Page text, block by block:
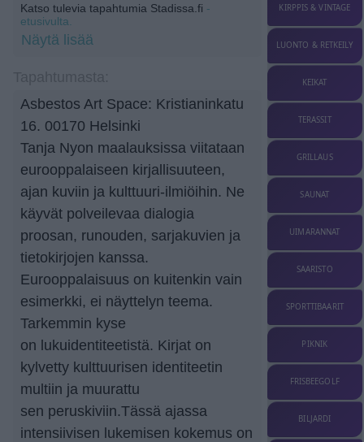
Katso tulevia tapahtumia Stadissa.fi -
etusivulta.
Näytä lisää
Asbestos Art Space: Kristianinkatu
16. 00170 Helsinki
Tanja Nyon maalauksissa viitataan
eurooppalaiseen kirjallisuuteen,
ajan kuviin ja kulttuuri-ilmiöihin. Ne
käyvät polveilevaa dialogia
proosan, runouden, sarjakuvien ja
tietokirjojen kanssa.
Eurooppalaisuus on kuitenkin vain
esimerkki, ei näyttelyn teema.
Tarkemmin kyse
on lukuidentiteetistä. Kirjat on
kylvetty kulttuurisen identiteetin
multiin ja muurattu
sen peruskiviin.Tässä ajassa
intensiivisen lukemisen kokemus on
KIRPPIS & VINTAGE
LUONTO & RETKEILY
KEIKAT
TERASSIT
GRILLAUS
SAUNAT
UIMARANNAT
SAARISTO
SPORTTIBAARIT
PIKNIK
FRISBEEGOLF
BILJARDI